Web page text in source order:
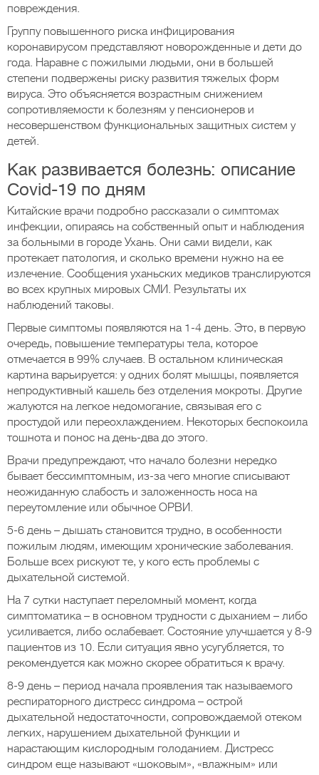
повреждения.
Группу повышенного риска инфицирования
коронавирусом представляют новорожденные и дети до
года. Наравне с пожилыми людьми, они в большей
степени подвержены риску развития тяжелых форм
вируса. Это объясняется возрастным снижением
сопротивляемости к болезням у пенсионеров и
несовершенством функциональных защитных систем у
детей.
Как развивается болезнь: описание
Covid-19 по дням
Китайские врачи подробно рассказали о симптомах
инфекции, опираясь на собственный опыт и наблюдения
за больными в городе Ухань. Они сами видели, как
протекает патология, и сколько времени нужно на ее
излечение. Сообщения уханьских медиков транслируются
во всех крупных мировых СМИ. Результаты их
наблюдений таковы.
Первые симптомы появляются на 1-4 день. Это, в первую
очередь, повышение температуры тела, которое
отмечается в 99% случаев. В остальном клиническая
картина варьируется: у одних болят мышцы, появляется
непродуктивный кашель без отделения мокроты. Другие
жалуются на легкое недомогание, связывая его с
простудой или переохлаждением. Некоторых беспокоила
тошнота и понос на день-два до этого.
Врачи предупреждают, что начало болезни нередко
бывает бессимптомным, из-за чего многие списывают
неожиданную слабость и заложенность носа на
переутомление или обычное ОРВИ.
5-6 день – дышать становится трудно, в особенности
пожилым людям, имеющим хронические заболевания.
Больше всех рискуют те, у кого есть проблемы с
дыхательной системой.
На 7 сутки наступает переломный момент, когда
симптоматика – в основном трудности с дыханием – либо
усиливается, либо ослабевает. Состояние улучшается у 8-9
пациентов из 10. Если ситуация явно усугубляется, то
рекомендуется как можно скорее обратиться к врачу.
8-9 день – период начала проявления так называемого
респираторного дистресс синдрома – острой
дыхательной недостаточности, сопровождаемой отеком
легких, нарушением дыхательной функции и
нарастающим кислородным голоданием. Дистресс
синдром еще называют «шоковым», «влажным» или